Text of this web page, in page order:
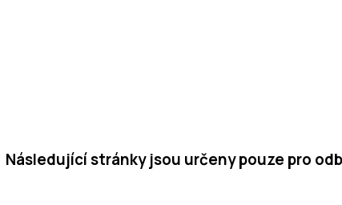
Následující stránky jsou určeny pouze pro